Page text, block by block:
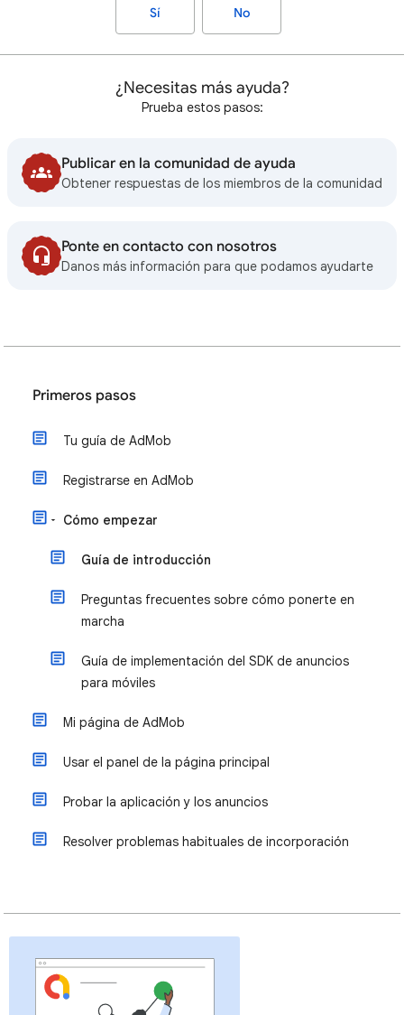
Sí No
¿Necesitas más ayuda?
Prueba estos pasos:
Publicar en la comunidad de ayuda
Obtener respuestas de los miembros de la comunidad
Ponte en contacto con nosotros
Danos más información para que podamos ayudarte
Primeros pasos
Tu guía de AdMob
Registrarse en AdMob
Cómo empezar
Guía de introducción
Preguntas frecuentes sobre cómo ponerte en
marcha
Guía de implementación del SDK de anuncios
para móviles
Mi página de AdMob
Usar el panel de la página principal
Probar la aplicación y los anuncios
Resolver problemas habituales de incorporación